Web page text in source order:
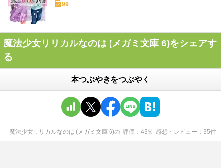
99
魔法少女リリカルなのは (メガミ文庫 6)をシェアす
る
本つぶやきをつぶやく
魔法少女リリカルなのは (メガミ文庫 6)の 評価 43 ％ 感想・レビュー 35件